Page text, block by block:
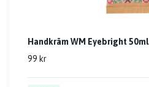
Handkräm WM Eyebright 50ml
99 kr